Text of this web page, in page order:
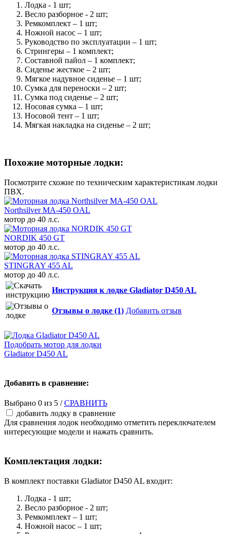
Лодка - 1 шт;
Весло разборное - 2 шт;
Ремкомплект – 1 шт;
Ножной насос – 1 шт;
Руководство по эксплуатации – 1 шт;
Стрингеры – 1 комплект;
Составной пайол – 1 комплект;
Сиденье жесткое – 2 шт;
Мягкое надувное сиденье – 1 шт;
Сумка для переноски – 2 шт;
Сумка под сиденье – 2 шт;
Носовая сумка – 1 шт;
Носовой тент – 1 шт;
Мягкая накладка на сиденье – 2 шт;
Похожие моторные лодки:
Посмотрите схожие по техническим характеристикам лодки
ПВХ.
Northsilver MA-450 OAL
мотор до 40 л.с.
NORDIK 450 GT
мотор до 40 л.с.
STINGRAY 455 AL
мотор до 40 л.с.
Инструкция к лодке Gladiator D450 AL
Отзывы о лодке (1) Добавить отзыв
Подобрать мотор для лодки
Gladiator D450 AL
Добавить в сравнение:
Выбрано 0 из 5 /СРАВНИТЬ
добавить лодку в сравнение
Для сравнения лодок необходимо отметить переключателем
интересующие модели и нажать сравнить.
Комплектация лодки:
В комплект поставки Gladiator D450 AL входит:
Лодка - 1 шт;
Весло разборное - 2 шт;
Ремкомплект – 1 шт;
Ножной насос – 1 шт;